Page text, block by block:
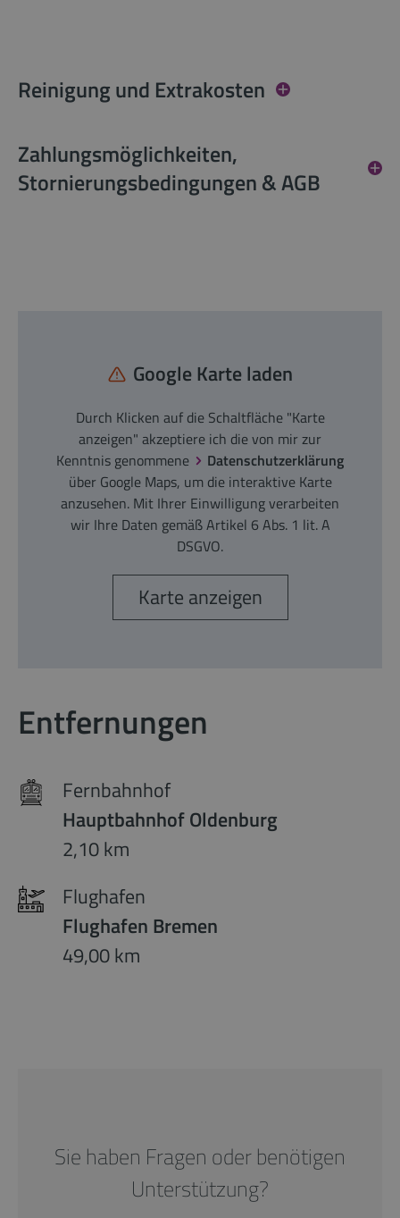
Reinigung und Extrakosten
Zahlungsmöglichkeiten,
Stornierungsbedingungen & AGB
Google Karte laden
Durch Klicken auf die Schaltfläche "Karte
anzeigen" akzeptiere ich die von mir zur
Kenntnis genommene
Datenschutzerklärung
über Google Maps, um die interaktive Karte
anzusehen. Mit Ihrer Einwilligung verarbeiten
wir Ihre Daten gemäß Artikel 6 Abs. 1 lit. A
DSGVO.
Karte anzeigen
Entfernungen
Fernbahnhof
Hauptbahnhof Oldenburg
2,10 km
Flughafen
Flughafen Bremen
49,00 km
Sie haben Fragen oder benötigen
Unterstützung?